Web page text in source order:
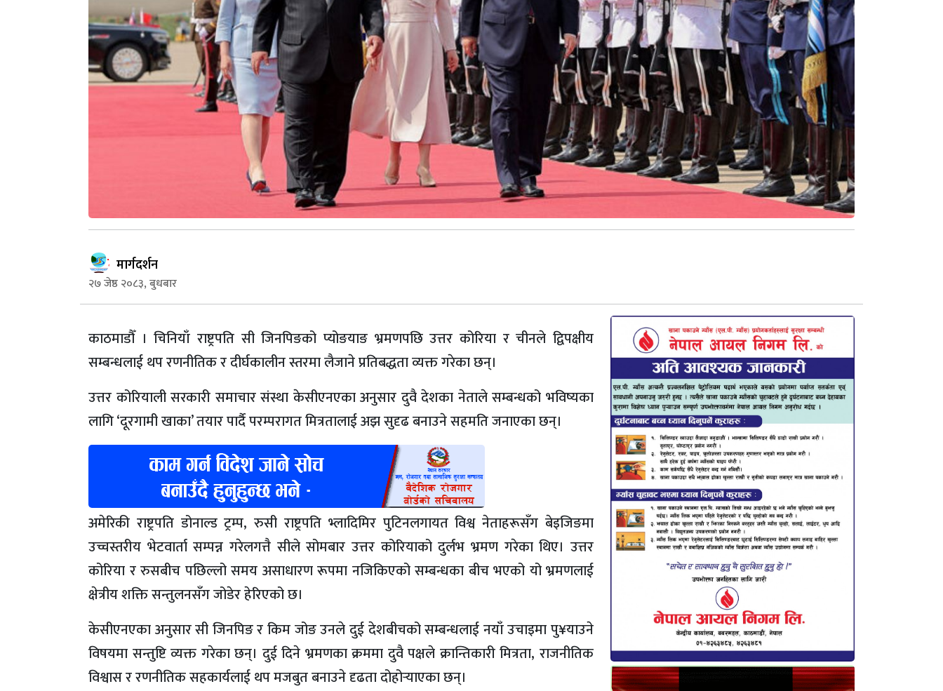
मार्गदर्शन
२७ जेष्ठ २०८३, बुधबार
काठमाडौँ । चिनियाँ राष्ट्रपति सी जिनपिङको प्योङयाङ भ्रमणपछि उत्तर कोरिया र चीनले द्विपक्षीय
सम्बन्धलाई थप रणनीतिक र दीर्घकालीन स्तरमा लैजाने प्रतिबद्धता व्यक्त गरेका छन्।
उत्तर कोरियाली सरकारी समाचार संस्था केसीएनएका अनुसार दुवै देशका नेताले सम्बन्धको भविष्यका
लागि ‘दूरगामी खाका’ तयार पार्दै परम्परागत मित्रतालाई अझ सुदृढ बनाउने सहमति जनाएका छन्।
अमेरिकी राष्ट्रपति डोनाल्ड ट्रम्प, रुसी राष्ट्रपति भ्लादिमिर पुटिनलगायत विश्व नेताहरूसँग बेइजिङमा
उच्चस्तरीय भेटवार्ता सम्पन्न गरेलगत्तै सीले सोमबार उत्तर कोरियाको दुर्लभ भ्रमण गरेका थिए। उत्तर
कोरिया र रुसबीच पछिल्लो समय असाधारण रूपमा नजिकिएको सम्बन्धका बीच भएको यो भ्रमणलाई
क्षेत्रीय शक्ति सन्तुलनसँग जोडेर हेरिएको छ।
केसीएनएका अनुसार सी जिनपिङ र किम जोङ उनले दुई देशबीचको सम्बन्धलाई नयाँ उचाइमा पु¥याउने
विषयमा सन्तुष्टि व्यक्त गरेका छन्। दुई दिने भ्रमणका क्रममा दुवै पक्षले क्रान्तिकारी मित्रता, राजनीतिक
विश्वास र रणनीतिक सहकार्यलाई थप मजबुत बनाउने दृढता दोहोर्‍याएका छन्।